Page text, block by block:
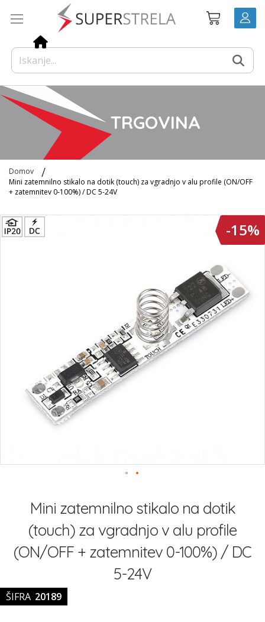
Košarica
TRGOVINA
Domov
Mini zatemnilno stikalo na dotik (touch) za vgradnjo v alu profile (ON/OFF
+ zatemnitev 0-100%) / DC 5-24V
Preskoči
na
-15%
Mini zatemnilno stikalo na dotik
(touch) za vgradnjo v alu profile
(ON/OFF + zatemnitev 0-100%) / DC
5-24V
ŠIFRA 20189